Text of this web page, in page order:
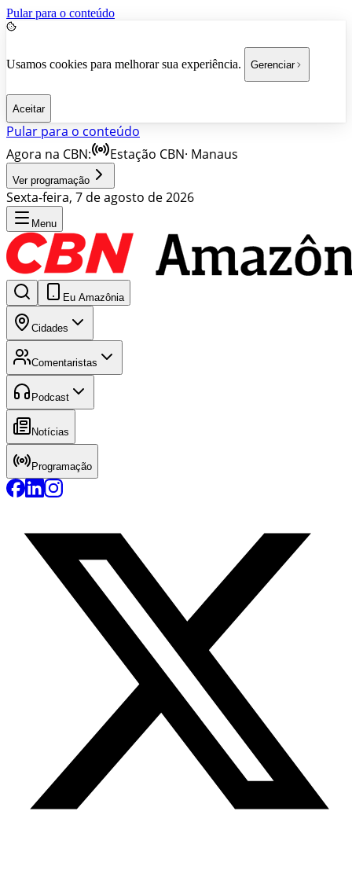
Pular para o conteúdo
Usamos cookies para melhorar sua experiência. Gerenciar
Aceitar
Pular para o conteúdo
Agora na CBN:
Estação CBN· Manaus
Ver programação
Sexta-feira, 7 de agosto de 2026
Menu
Eu Amazônia
Cidades
Comentaristas
Podcast
Notícias
Programação